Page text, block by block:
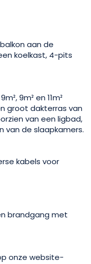
aan de
koelkast, 4-pits
9m² en 11m²
groot dakterras van
van een ligbad,
van de slaapkamers.
kabels voor
brandgang met
onze website-